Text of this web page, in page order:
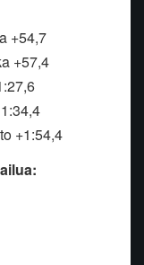
+54,7
+57,4
+1:54,4